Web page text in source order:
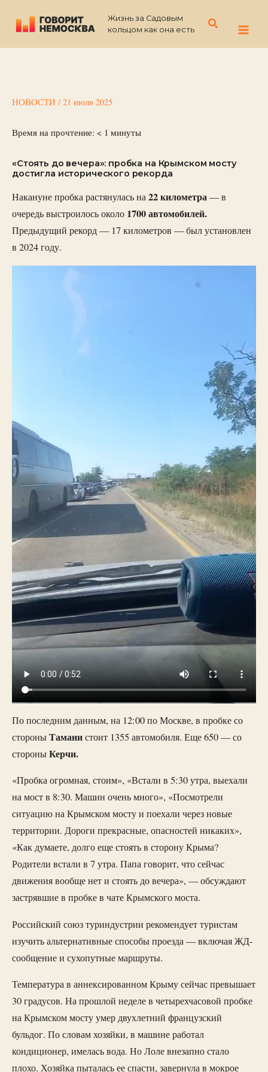
содержимому
Жизнь за Садовым
кольцом как она есть
Поиск
НОВОСТИ / 21 июля 2025
Время на прочтение: < 1 минуты
«Стоять до вечера»: пробка на Крымском мосту
достигла исторического рекорда
Накануне пробка растянулась на22 километра— в
очередь выстроилось около 1700 автомобилей.
Предыдущий рекорд — 17 километров — был установлен
в 2024 году.
По последним данным, на 12:00 по Москве, в пробке со
стороныТаманистоит 1355 автомобиля. Еще 650 — со
стороныКерчи.
«Пробка огромная, стоим», «Встали в 5:30 утра, выехали
на мост в 8:30. Машин очень много», «Посмотрели
ситуацию на Крымском мосту и поехали через новые
территории. Дороги прекрасные, опасностей никаких»,
«Как думаете, долго еще стоять в сторону Крыма?
Родители встали в 7 утра. Папа говорит, что сейчас
движения вообще нет и стоять до вечера», — обсуждают
застрявшие в пробке в чате Крымского моста.
Российский союз туриндустрии рекомендует туристам
изучить альтернативные способы проезда — включая ЖД-
сообщение и сухопутные маршруты.
Температура в аннексированном Крыму сейчас превышает
30 градусов. На прошлой неделе в четырехчасовой пробке
на Крымском мосту умер двухлетний французский
бульдог. По словам хозяйки, в машине работал
кондиционер, имелаcь вода. Но Лоле внезапно стало
плохо. Хозяйка пыталась ее спасти, завернула в мокрое